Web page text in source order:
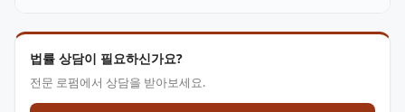
법률 상담이 필요하신가요?
전문 로펌에서 상담을 받아보세요.